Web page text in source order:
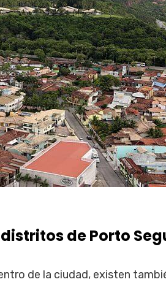
de Porto
de la ciudad, existen